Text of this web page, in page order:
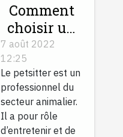
Comment
choisir un
bon
petsitter ?
7 août 2022
12:25
Le petsitter est un
professionnel du
secteur animalier.
Il a pour rôle
d’entretenir et de